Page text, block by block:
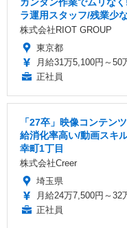
ラ運用スタッフ/残業少
株式会社RIOT GROUP
東京都
月給31万5,100円～50
正社員
「27卒」映像コンテン
給消化率高い/動画スキ
幸町1丁目
株式会社Creer
埼玉県
月給24万7,500円～32
正社員